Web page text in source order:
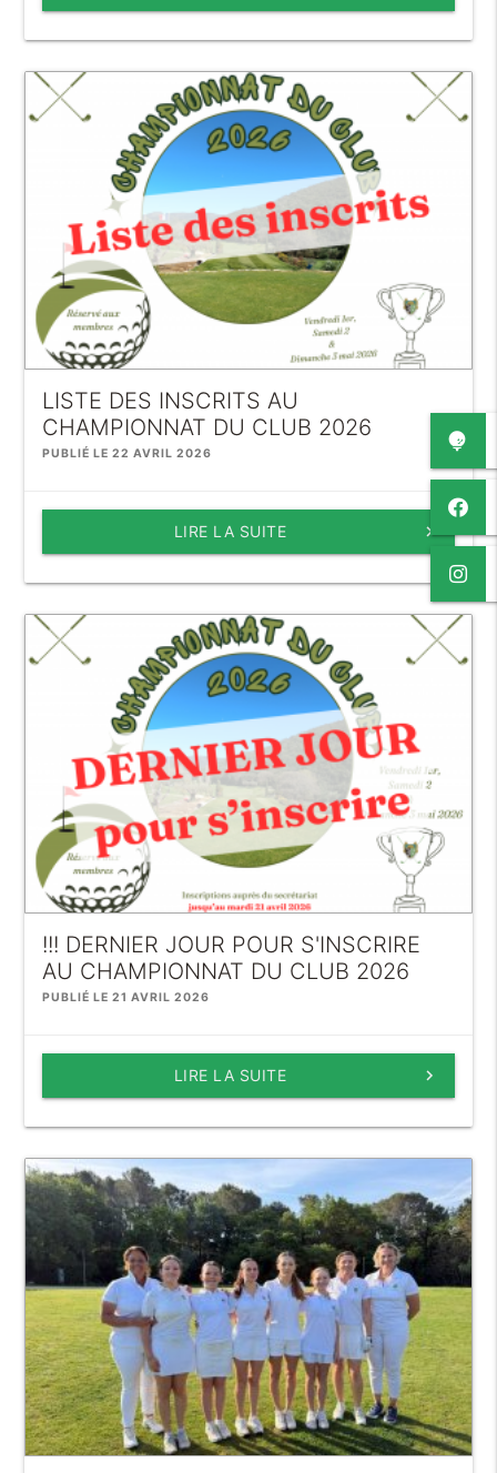
LISTE DES INSCRITS AU
CHAMPIONNAT DU CLUB 2026
PUBLIÉ LE 22 AVRIL 2026
keyboard_arrow_right
LIRE LA SUITE
!!! DERNIER JOUR POUR S'INSCRIRE
AU CHAMPIONNAT DU CLUB 2026
PUBLIÉ LE 21 AVRIL 2026
keyboard_arrow_right
LIRE LA SUITE